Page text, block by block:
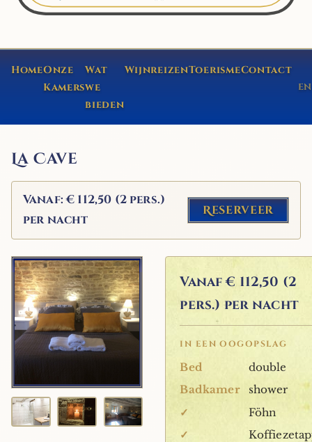
HomeOnze
Kamers
Wat
we
bieden
WijnreizenToerismeContact
EN
La Cave
Vanaf: € 112,50 (2 pers.)
per nacht
Reserveer
Vanaf€ 112,50 (2
pers.) per nacht
IN EEN OOGOPSLAG
Bed
double
Badkamer
shower
✓
Föhn
✓